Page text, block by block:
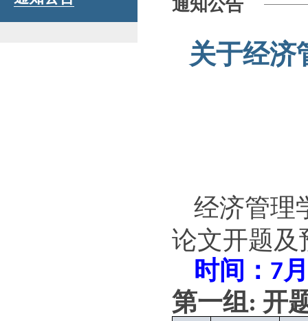
通知公告
关于经济
经济管理
论文开题及
时间 ： 7月
第一组: 开